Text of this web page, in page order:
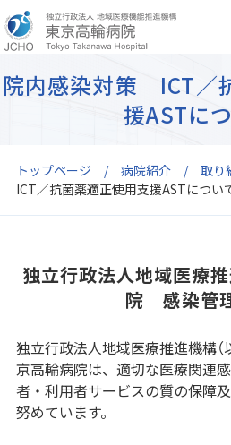
トップページ 病院紹介 取り
ICT／抗菌薬適正使用支援ASTについ
院内感染対策 ICT／
援ASTに
独立行政法人地域医療
院 感染管
独立行政法人地域医療推進機構（
京高輪病院は、適切な医療関連
者・利用者サービスの質の保障
努めています。